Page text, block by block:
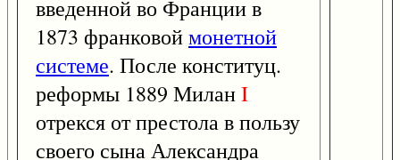
введенной во Франции в
1873 франковоймонетной
системе. После конституц.
реформы 1889 МиланI
отрекся от престола в пользу
своего сына Александра